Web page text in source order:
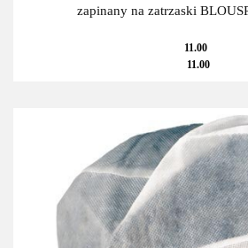
zapinany na zatrzaski
11.00
11.00